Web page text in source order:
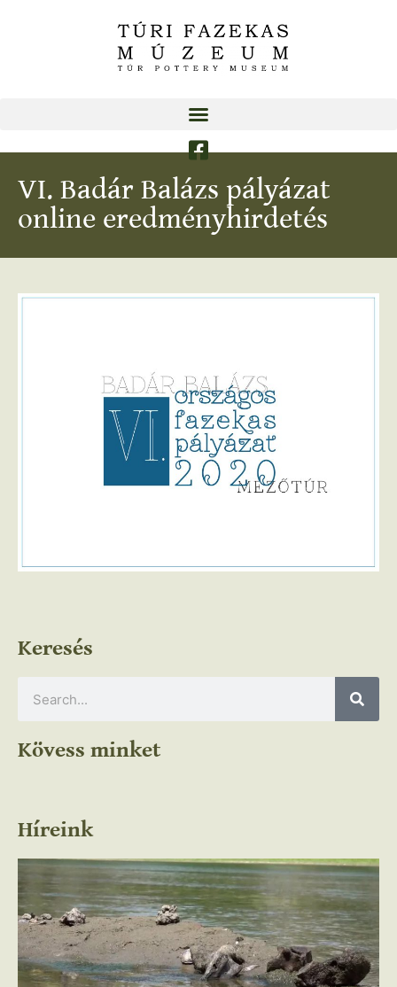
VI. Badár Balázs pályázat
online eredményhirdetés
Keresés
Kövess minket
Híreink